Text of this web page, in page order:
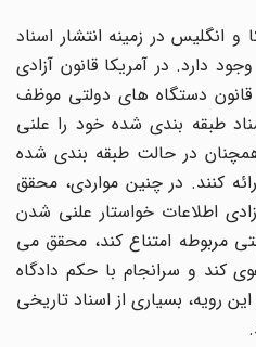
در زمینه انتشار اسناد
دارد. در آمریکا قانون آزادی
دستگاه های دولتی موظف
30 سال اسناد طبقه بندی شده خود را علنی
در حالت طبقه بندی شده
کنند. در چنین مواردی، محقق
اطلاعات خواستار علنی شدن
مربوطه امتناع کند، محقق می
کند و سرانجام با حکم دادگاه
رویه، بسیاری از اسناد تاریخی